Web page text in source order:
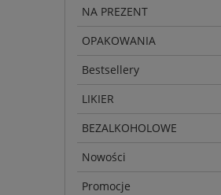
NA PREZENT
OPAKOWANIA
Bestsellery
LIKIER
BEZALKOHOLOWE
Nowości
Promocje